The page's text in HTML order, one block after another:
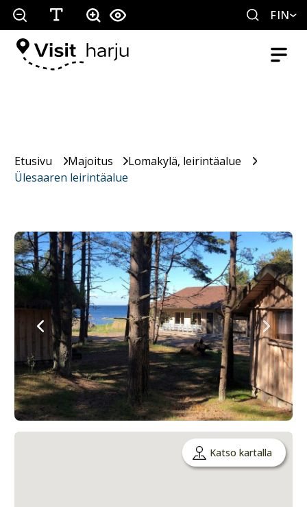
FIN
Etusivu Majoitus
Lomakylä, leirintäalue
Ülesaaren leirintäalue
Katso kartalla